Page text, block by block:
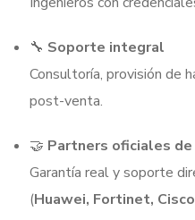
🔧 Soporte integral
Consultoría, provisión de
post-venta.
🤝 Partners oficiales
Garantía real y soporte
(Huawei, Fortinet,